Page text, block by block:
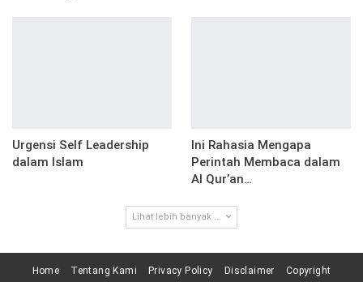
Urgensi Self Leadership
dalam Islam
Ini Rahasia Mengapa
Perintah Membaca dalam
Al Qur’an…
Lihat lebih banyak ...
Home Tentang Kami Privacy Policy Disclaimer Copyright